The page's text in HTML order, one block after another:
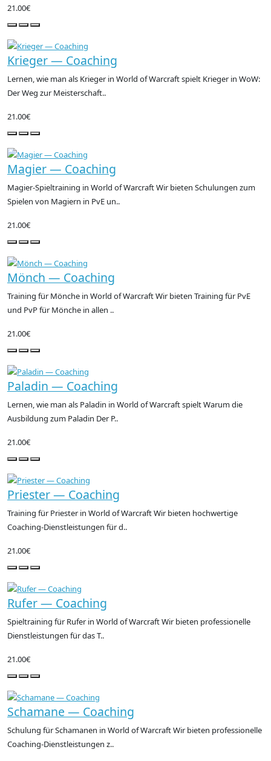
21.00€
Krieger — Coaching
Lernen, wie man als Krieger in World of Warcraft spielt Krieger in WoW:
Der Weg zur Meisterschaft..
21.00€
Magier — Coaching
Magier-Spieltraining in World of Warcraft Wir bieten Schulungen zum
Spielen von Magiern in PvE un..
21.00€
Mönch — Coaching
Training für Mönche in World of Warcraft Wir bieten Training für PvE
und PvP für Mönche in allen ..
21.00€
Paladin — Coaching
Lernen, wie man als Paladin in World of Warcraft spielt Warum die
Ausbildung zum Paladin Der P..
21.00€
Priester — Coaching
Training für Priester in World of Warcraft Wir bieten hochwertige
Coaching-Dienstleistungen für d..
21.00€
Rufer — Coaching
Spieltraining für Rufer in World of Warcraft Wir bieten professionelle
Dienstleistungen für das T..
21.00€
Schamane — Coaching
Schulung für Schamanen in World of Warcraft Wir bieten professionelle
Coaching-Dienstleistungen z..